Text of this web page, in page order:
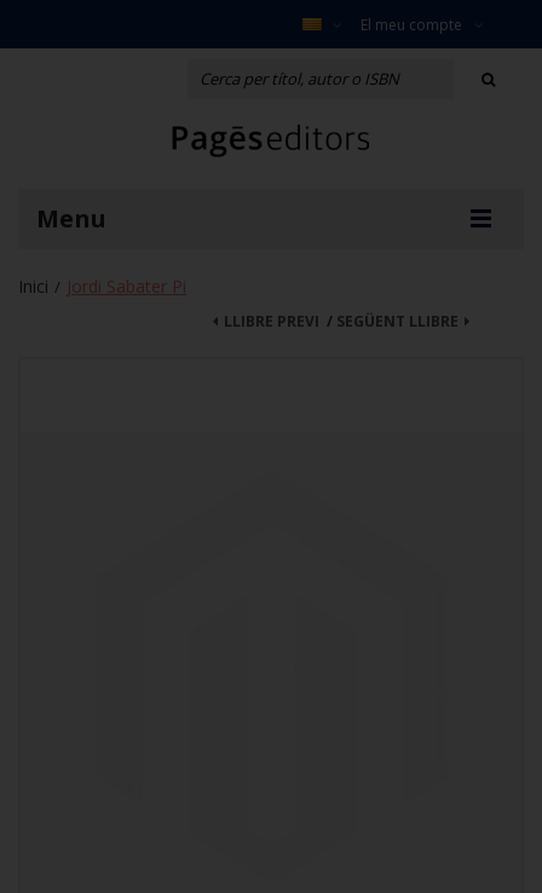
El meu compte
Menu
Inici / Jordi Sabater Pi
SEGÜENT LLIBRE
LLIBRE PREVI /